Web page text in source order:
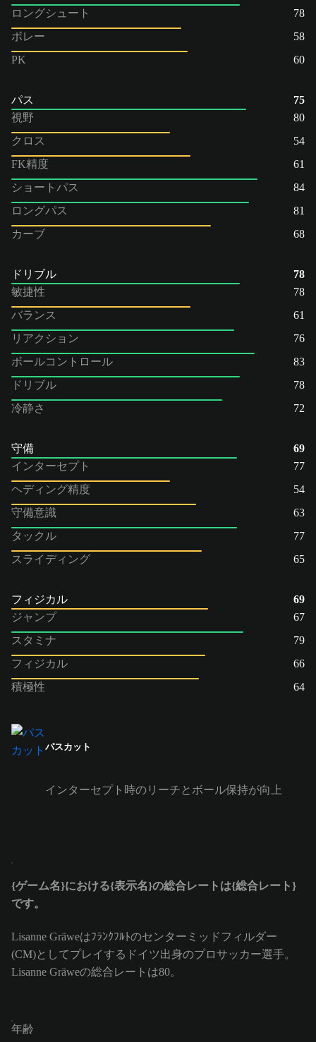
ロングシュート
78
ボレー
58
PK
60
パス
75
視野
80
クロス
54
FK精度
61
ショートパス
84
ロングパス
81
カーブ
68
ドリブル
78
敏捷性
78
バランス
61
リアクション
76
ボールコントロール
83
ドリブル
78
冷静さ
72
守備
69
インターセプト
77
ヘディング精度
54
守備意識
63
タックル
77
スライディング
65
フィジカル
69
ジャンプ
67
スタミナ
79
フィジカル
66
積極性
64
パスカット
インターセプト時のリーチとボール保持が向上
{ゲーム名}における{表示名}の総合レートは{総合レート}
です。
Lisanne Gräweはﾌﾗﾝｸﾌﾙﾄのセンターミッドフィルダー
(CM)としてプレイするドイツ出身のプロサッカー選手。
Lisanne Gräweの総合レートは80。
年齢